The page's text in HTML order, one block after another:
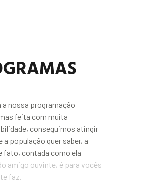
a nossa programação
feita com muita
conseguimos atingir
a população quer saber, a
fato, contada como ela
amigo ouvinte, é para vocês
faz.